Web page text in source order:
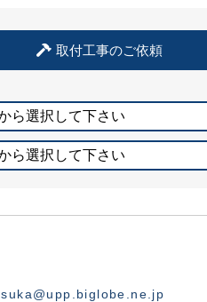
取付工事のご依頼
ら選択して下さい
ら選択して下さい